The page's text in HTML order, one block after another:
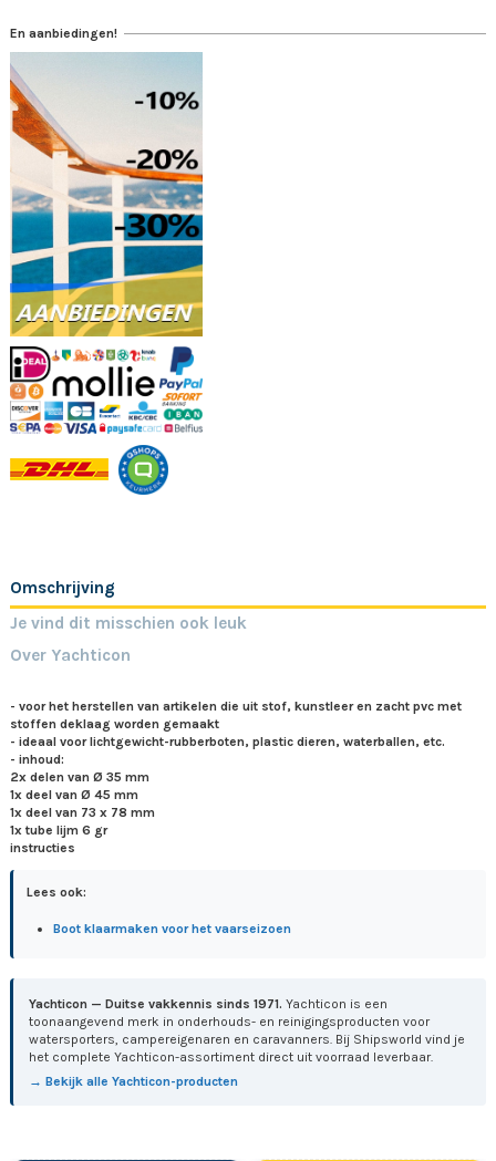
En aanbiedingen!
Omschrijving
Je vind dit misschien ook leuk
Over Yachticon
- voor het herstellen van artikelen die uit stof, kunstleer en zacht pvc met
stoffen deklaag worden gemaakt
- ideaal voor lichtgewicht-rubberboten, plastic dieren, waterballen, etc.
- inhoud:
2x delen van Ø 35 mm
1x deel van Ø 45 mm
1x deel van 73 x 78 mm
1x tube lijm 6 gr
instructies
Lees ook:
Boot klaarmaken voor het vaarseizoen
Yachticon — Duitse vakkennis sinds 1971. Yachticon is een
toonaangevend merk in onderhouds- en reinigingsproducten voor
watersporters, campereigenaren en caravanners. Bij Shipsworld vind je
het complete Yachticon-assortiment direct uit voorraad leverbaar.
→ Bekijk alle Yachticon-producten